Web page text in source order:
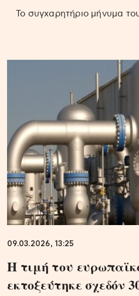
Το συγχαρητήριο μήνυμα
09.03.2026, 13:25
Η τιμή του
εκτοξεύτηκε σχεδόν